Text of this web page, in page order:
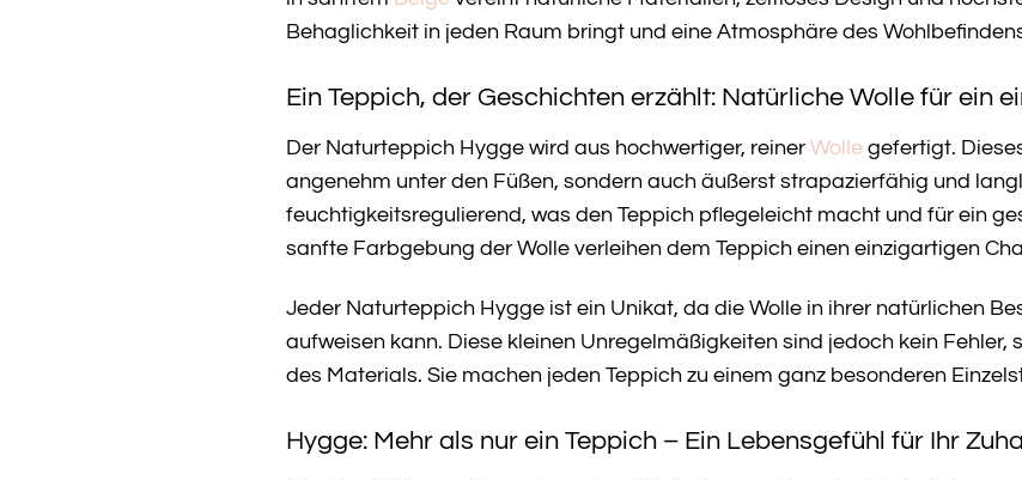
Behaglichkeit in jeden Raum bringt und eine Atmosphäre des
Ein Teppich, der Geschichten erzählt: Natürliche Wolle für ein
Der Naturteppich Hygge wird aus hochwertiger, reiner Wolle gefertigt.
angenehm unter den Füßen, sondern auch äußerst strapazierfähig und
feuchtigkeitsregulierend, was den Teppich pflegeleicht macht und für ein
sanfte Farbgebung der Wolle verleihen dem Teppich einen einzigartigen
Jeder Naturteppich Hygge ist ein Unikat, da die Wolle in ihrer natürlichen
aufweisen kann. Diese kleinen Unregelmäßigkeiten sind jedoch kein
des Materials. Sie machen jeden Teppich zu einem ganz besonderen
Hygge: Mehr als nur ein Teppich – Ein Lebensgefühl für Ihr